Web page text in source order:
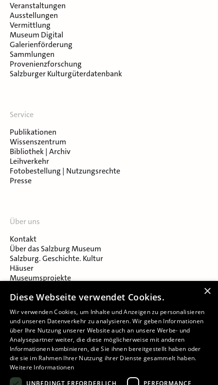
Veranstaltungen
Ausstellungen
Vermittlung
Museum Digital
Galerienförderung
Sammlungen
Provenienzforschung
Salzburger Kulturgüterdatenbank
Service
Publikationen
Wissenszentrum
Bibliothek | Archiv
Leihverkehr
Fotobestellung | Nutzungsrechte
Presse
Über uns
Kontakt
Über das Salzburg Museum
Salzburg. Geschichte. Kultur
Häuser
Museumsprojekte
Museumsverein Celtic Heritage
Impressum
×
Diese Webseite verwendet Cookies.
Wir verwenden Cookies, um Inhalte und Anzeigen zu personalisieren
und unseren Datenverkehr zu analysieren. Wir geben Informationen
über Ihre Nutzung unserer Website auch an unsere Werbe- und
Analysepartner weiter, die diese möglicherweise mit anderen
Informationen kombinieren, die Sie ihnen bereitgestellt haben oder
die sie im Rahmen Ihrer Nutzung ihrer Dienste gesammelt haben.
Weitere Informationen
UNBEDINGT ERFORDERLICH
PERFORMANCE